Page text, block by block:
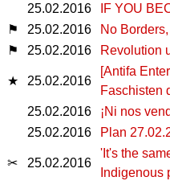
25.02.2016
IF YOU
⚑ 25.02.2016
No
⚑ 25.02.2016 Revolution
★ 25.02.2016
[Antifa
Faschisten
25.02.2016
¡Ni nos
25.02.2016 Plan
✂ 25.02.2016
'It's the
Indigenous